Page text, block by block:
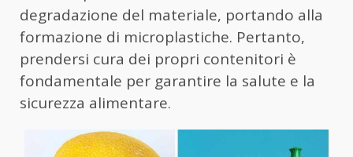
degradazione del materiale, portando alla
formazione di microplastiche. Pertanto,
prendersi cura dei propri contenitori è
fondamentale per garantire la salute e la
sicurezza alimentare.